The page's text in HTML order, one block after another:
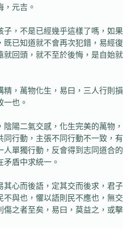
，元吉。
，不是已經幾乎這樣了嗎，如果
既已知道就不會再次犯錯，易經復
就回頭，就不至於後悔，是自始就
精，萬物化生，易曰，三人行則損
一也。
陽二氣交感，化生完美的萬物，
行動，主張不同行動不一致，有
單獨行動，反會得到志同道合的
矛盾中求統一。
其心而後語，定其交而後求，君子
與也，懼以語則民不應也，無交
傷之者至矣，易曰，莫益之，或擊